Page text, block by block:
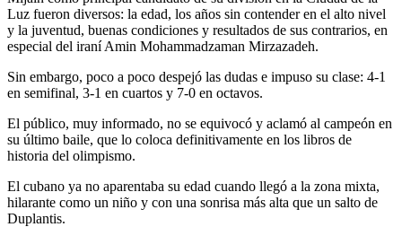
Luz fueron diversos: la edad, los años sin contender en el alto nivel
y la juventud, buenas condiciones y resultados de sus contrarios, en
especial del iraní Amin Mohammadzaman Mirzazadeh.
Sin embargo, poco a poco despejó las dudas e impuso su clase: 4-1
en semifinal, 3-1 en cuartos y 7-0 en octavos.
El público, muy informado, no se equivocó y aclamó al campeón en
su último baile, que lo coloca definitivamente en los libros de
historia del olimpismo.
El cubano ya no aparentaba su edad cuando llegó a la zona mixta,
hilarante como un niño y con una sonrisa más alta que un salto de
Duplantis.